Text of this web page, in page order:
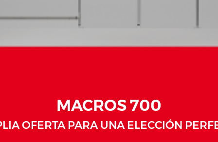
MACROS 700
OFERTA PARA UNA ELECCIÓN